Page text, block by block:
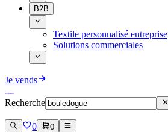
B2B
Textile personnalisé entreprise
Solutions commerciales
Je vends
Recherche
0 0